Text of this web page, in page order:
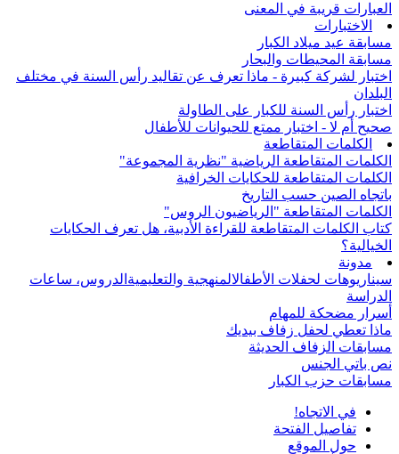
العبارات قريبة في المعنى
الاختبارات
مسابقة عيد ميلاد الكبار
مسابقة المحيطات والبحار
اختبار لشركة كبيرة - ماذا تعرف عن تقاليد رأس السنة في مختلف
البلدان
اختبار رأس السنة للكبار على الطاولة
صحيح أم لا - اختبار ممتع للحيوانات للأطفال
الكلمات المتقاطعة
الكلمات المتقاطعة الرياضية "نظرية المجموعة"
الكلمات المتقاطعة للحكايات الخرافية
باتجاه الصين حسب التاريخ
الكلمات المتقاطعة "الرياضيون الروس"
كتاب الكلمات المتقاطعة للقراءة الأدبية، هل تعرف الحكايات
الخيالية؟
مدونة
سيناريوهات لحفلات الأطفالالمنهجية والتعليمية الدروس، ساعات
الدراسة
أسرار مضحكة للمهام
ماذا تعطي لحفل زفاف بيديك
مسابقات الزفاف الحديثة
نص باتي الجنس
مسابقات حزب الكبار
في الاتجاه!
تفاصيل الفتحة
حول الموقع